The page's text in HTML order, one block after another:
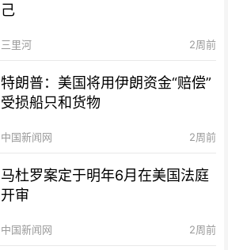
己
三里河 2周前
特朗普：美国将用伊朗资金“赔偿”
受损船只和货物
中国新闻网 2周前
马杜罗案定于明年6月在美国法庭
开审
中国新闻网 2周前